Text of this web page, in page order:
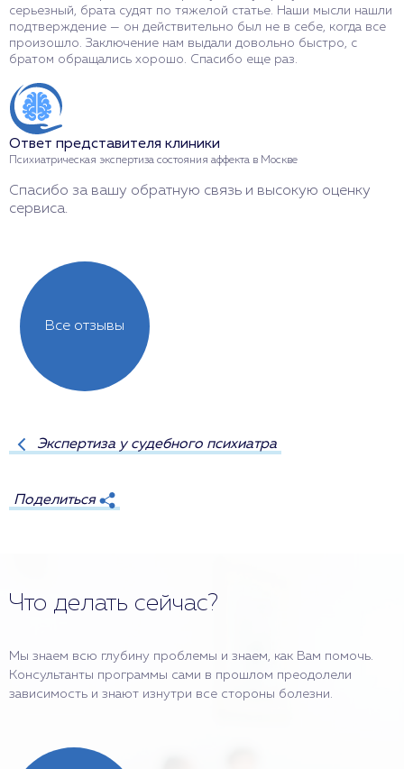
серьезный, брата судят по тяжелой статье. Наши мысли нашли
подтверждение — он действительно был не в себе, когда все
произошло. Заключение нам выдали довольно быстро, с
братом обращались хорошо. Спасибо еще раз.
Ответ представителя клиники
Психиатрическая экспертиза состояния аффекта в Москве
Спасибо за вашу обратную связь и высокую оценку
сервиса.
Все отзывы
Экспертиза у судебного психиатра
Поделиться
Что делать сейчас?
Мы знаем всю глубину проблемы и знаем, как Вам помочь.
Консультанты программы сами в прошлом преодолели
зависимость и знают изнутри все стороны болезни.